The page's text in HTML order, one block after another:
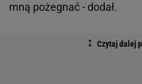
mną pożegnać - dodał.